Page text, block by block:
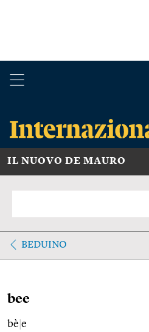
IL NUOVO DE MAURO
BEDUINO
bee
bè e